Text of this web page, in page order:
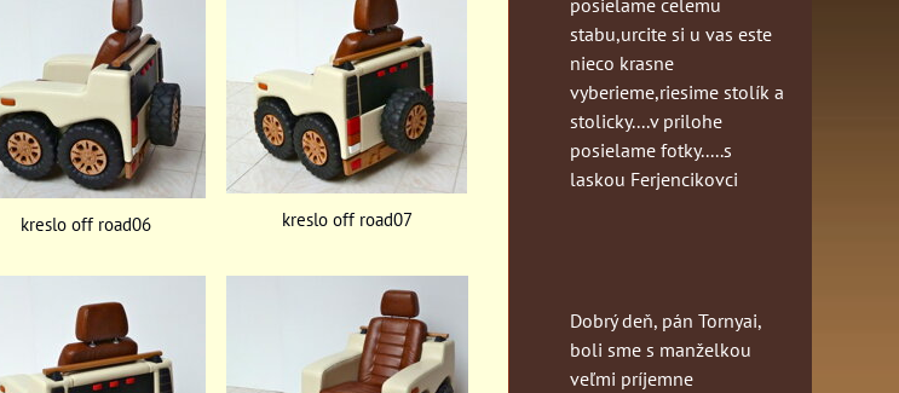
kreslo off road06 kreslo off road07
stabu,urcite si u vas este
nieco krasne
vyberieme,riesime stolík a
stolicky....v prilohe
posielame fotky.....s
laskou Ferjencikovci
Dobrý deň, pán Tornyai,
boli sme s manželkou
veľmi príjemne